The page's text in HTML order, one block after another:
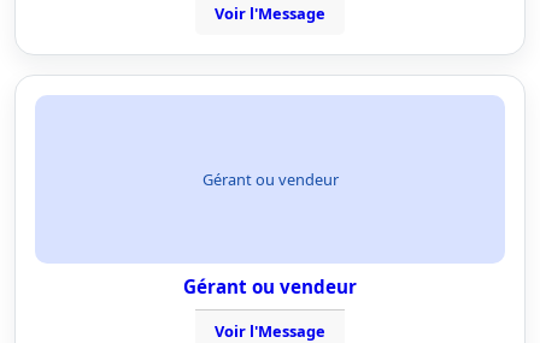
Voir l'Message
Gérant ou vendeur
Gérant ou vendeur
Voir l'Message